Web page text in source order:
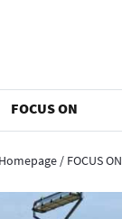
FOCUS ON
/ FOCUS ON